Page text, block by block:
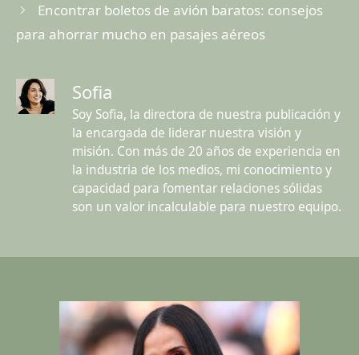
Encontrar boletos de avión baratos: consejos
para ahorrar mucho en pasajes aéreos
Sofia
Soy Sofia, la directora de nuestra publicación y
la encargada de liderar nuestra visión y
misión. Con más de 20 años de experiencia en
la industria de los medios, mi conocimiento y
capacidad para fomentar relaciones sólidas
son un valor incalculable para nuestro equipo.